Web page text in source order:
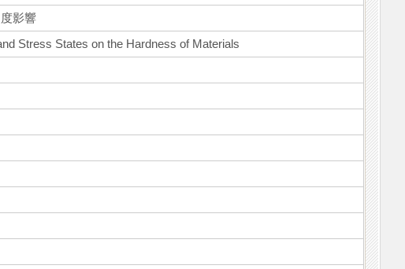
影響
Stress States on the Hardness of Materials